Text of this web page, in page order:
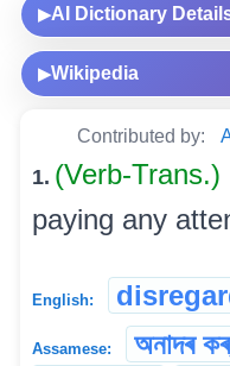
▶AI Dictionary
▶Wikipedia
Contributed by:
1. (Verb-Trans.)
paying any
English:
Assamese: অনাদৰ কৰ্